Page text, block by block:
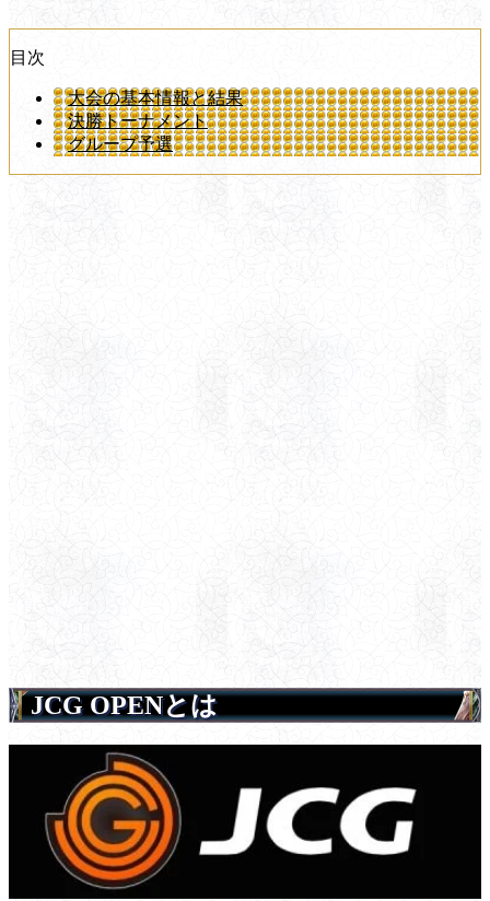
目次
大会の基本情報と結果
決勝トーナメント
グループ予選
JCG OPENとは